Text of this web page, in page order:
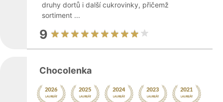
druhy dortů i další cukrovinky, přičemž
sortiment ...
9
Chocolenka